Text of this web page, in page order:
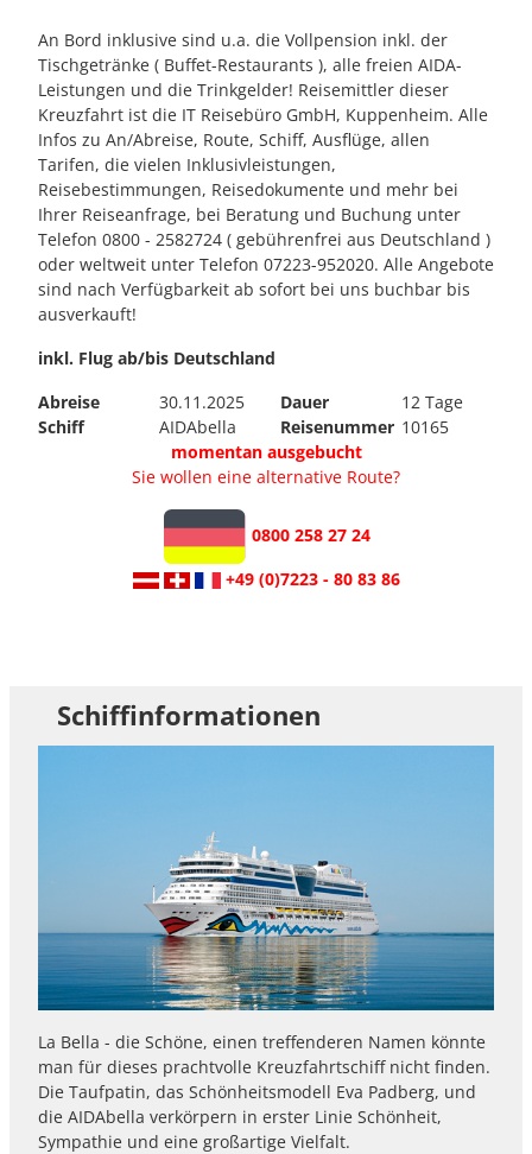
An Bord inklusive sind u.a. die Vollpension inkl. der
Tischgetränke ( Buffet-Restaurants ), alle freien AIDA-
Leistungen und die Trinkgelder! Reisemittler dieser
Kreuzfahrt ist die IT Reisebüro GmbH, Kuppenheim. Alle
Infos zu An/Abreise, Route, Schiff, Ausflüge, allen
Tarifen, die vielen Inklusivleistungen,
Reisebestimmungen, Reisedokumente und mehr bei
Ihrer Reiseanfrage, bei Beratung und Buchung unter
Telefon 0800 - 2582724 ( gebührenfrei aus Deutschland )
oder weltweit unter Telefon 07223-952020. Alle Angebote
sind nach Verfügbarkeit ab sofort bei uns buchbar bis
ausverkauft!
inkl. Flug ab/bis Deutschland
Abreise
30.11.2025 Dauer
12 Tage
Schiff
AIDAbella Reisenummer 10165
momentan ausgebucht
Sie wollen eine alternative Route?
0800 258 27 24
+49 (0)7223 - 80 83 86
Schiffinformationen
La Bella - die Schöne, einen treffenderen Namen könnte
man für dieses prachtvolle Kreuzfahrtschiff nicht finden.
Die Taufpatin, das Schönheitsmodell Eva Padberg, und
die AIDAbella verkörpern in erster Linie Schönheit,
Sympathie und eine großartige Vielfalt.